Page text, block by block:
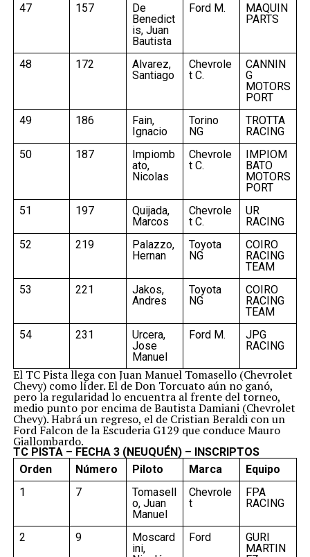
47
157
De
Benedict
is, Juan
Bautista
Ford M.
MAQUIN
PARTS
48 172
Alvarez,
Santiago
Chevrole
t C.
CANNIN
G
MOTORS
PORT
49
186
Fain,
Ignacio
Torino
NG
TROTTA
RACING
50
187
Impiomb
ato,
Nicolas
Chevrole
t C.
IMPIOM
BATO
MOTORS
PORT
51
197
Quijada,
Marcos
Chevrole
t C.
UR
RACING
52
219
Palazzo,
Hernan
Toyota
NG
COIRO
RACING
TEAM
53
221
Jakos,
Andres
Toyota
NG
COIRO
RACING
TEAM
54
231
Urcera,
Jose
Manuel
Ford M.
JPG
RACING
El TC Pista llega con Juan Manuel Tomasello (Chevrolet
Chevy) como líder. El de Don Torcuato aún no ganó,
pero la regularidad lo encuentra al frente del torneo,
medio punto por encima de Bautista Damiani (Chevrolet
Chevy). Habrá un regreso, el de Cristian Beraldi con un
Ford Falcon de la Escuderia G129 que conduce Mauro
Giallombardo.
TC PISTA – FECHA 3 (NEUQUÉN) – INSCRIPTOS
Orden
Número Piloto Marca
Equipo
1
7
Tomasell
o, Juan
Manuel
Chevrole
t
FPA
RACING
2 9
Moscard
ini,
Ford
GURI
MARTIN